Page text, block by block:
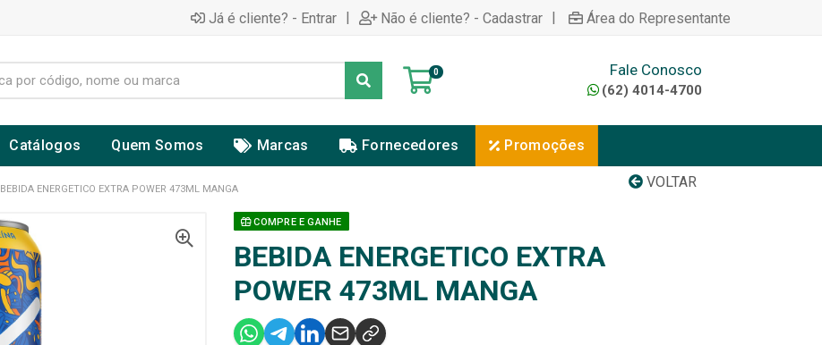
Já é cliente? - Entrar | Não é cliente? - Cadastrar | Área do Representante
0 Fale Conosco
(62) 4014-4700
Catálogos Quem Somos Marcas Fornecedores Promoções
VOLTAR
BEBIDA ENERGETICO EXTRA POWER 473ML MANGA
COMPRE E GANHE
BEBIDA ENERGETICO EXTRA
POWER 473ML MANGA